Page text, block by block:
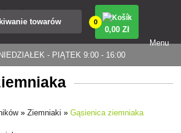
- PIĄTEK 9:00 - 16:00
0
0,00 Zł
Menu
»Ziemniaki »Gąsienica ziemniaka